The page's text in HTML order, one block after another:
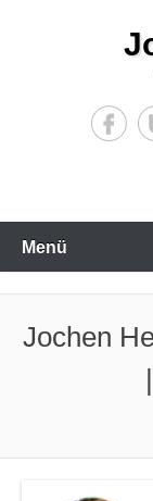
Menü
Jochen